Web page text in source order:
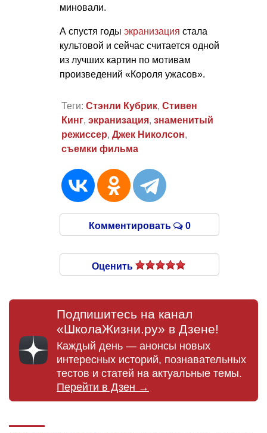
миновали.
А спустя годы экранизация стала
культовой и сейчас считается одной
из лучших картин по мотивам
произведений «Короля ужасов».
Теги: Стэнли Кубрик, Стивен
Кинг, экранизация, знаменитый
режиссер, Джек Николсон,
съемки фильма
Комментировать 0
Оценить
Подпишитесь на канал
«ШколаЖизни.ру» в Дзене!
Каждый день — анонсы новых
интересных историй, познавательных
тестов и статей на актуальные темы.
Перейти в Дзен →